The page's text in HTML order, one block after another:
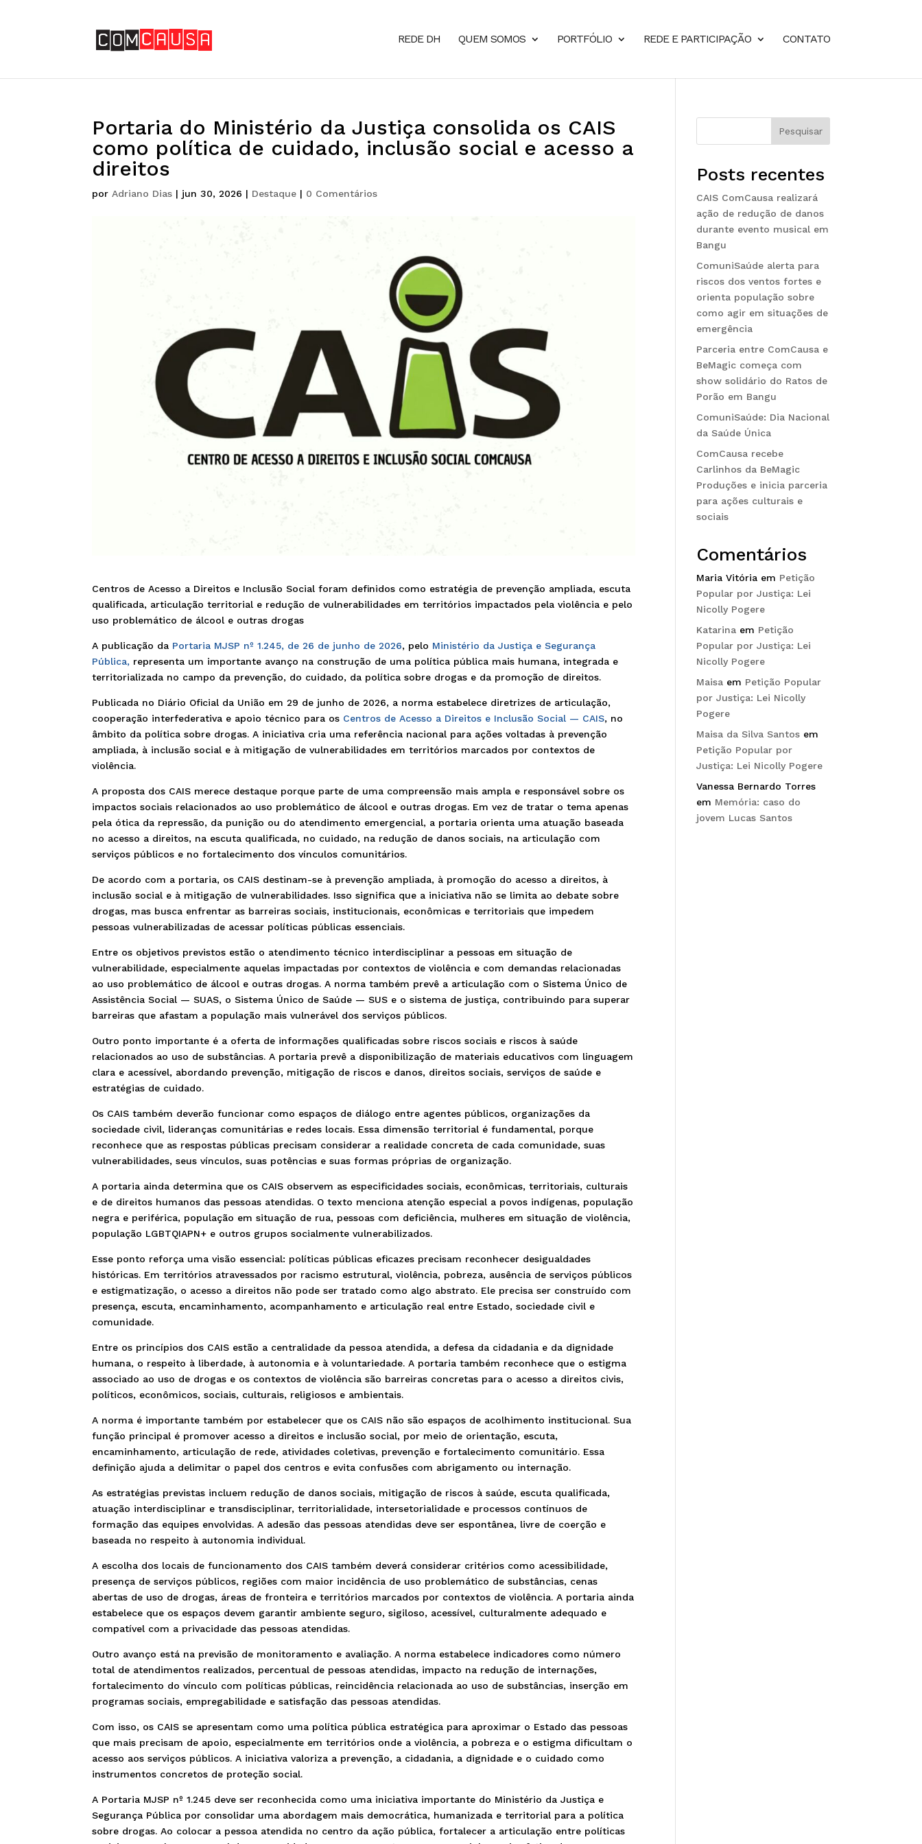
REDE DH QUEM SOMOS PORTFÓLIO REDE E PARTICIPAÇÃO CONTATO
Portaria do Ministério da Justiça consolida os CAIS
como política de cuidado, inclusão social e acesso a
direitos
por Adriano Dias | jun 30, 2026 | Destaque | 0 Comentários
Centros de Acesso a Direitos e Inclusão Social foram definidos como estratégia de prevenção ampliada, escuta
qualificada, articulação territorial e redução de vulnerabilidades em territórios impactados pela violência e pelo
uso problemático de álcool e outras drogas
A publicação da Portaria MJSP nº 1.245, de 26 de junho de 2026, pelo Ministério da Justiça e Segurança
Pública, representa um importante avanço na construção de uma política pública mais humana, integrada e
territorializada no campo da prevenção, do cuidado, da política sobre drogas e da promoção de direitos.
Publicada no Diário Oficial da União em 29 de junho de 2026, a norma estabelece diretrizes de articulação,
cooperação interfederativa e apoio técnico para os Centros de Acesso a Direitos e Inclusão Social — CAIS, no
âmbito da política sobre drogas. A iniciativa cria uma referência nacional para ações voltadas à prevenção
ampliada, à inclusão social e à mitigação de vulnerabilidades em territórios marcados por contextos de
violência.
A proposta dos CAIS merece destaque porque parte de uma compreensão mais ampla e responsável sobre os
impactos sociais relacionados ao uso problemático de álcool e outras drogas. Em vez de tratar o tema apenas
pela ótica da repressão, da punição ou do atendimento emergencial, a portaria orienta uma atuação baseada
no acesso a direitos, na escuta qualificada, no cuidado, na redução de danos sociais, na articulação com
serviços públicos e no fortalecimento dos vínculos comunitários.
De acordo com a portaria, os CAIS destinam-se à prevenção ampliada, à promoção do acesso a direitos, à
inclusão social e à mitigação de vulnerabilidades. Isso significa que a iniciativa não se limita ao debate sobre
drogas, mas busca enfrentar as barreiras sociais, institucionais, econômicas e territoriais que impedem
pessoas vulnerabilizadas de acessar políticas públicas essenciais.
Entre os objetivos previstos estão o atendimento técnico interdisciplinar a pessoas em situação de
vulnerabilidade, especialmente aquelas impactadas por contextos de violência e com demandas relacionadas
ao uso problemático de álcool e outras drogas. A norma também prevê a articulação com o Sistema Único de
Assistência Social — SUAS, o Sistema Único de Saúde — SUS e o sistema de justiça, contribuindo para superar
barreiras que afastam a população mais vulnerável dos serviços públicos.
Outro ponto importante é a oferta de informações qualificadas sobre riscos sociais e riscos à saúde
relacionados ao uso de substâncias. A portaria prevê a disponibilização de materiais educativos com linguagem
clara e acessível, abordando prevenção, mitigação de riscos e danos, direitos sociais, serviços de saúde e
estratégias de cuidado.
Os CAIS também deverão funcionar como espaços de diálogo entre agentes públicos, organizações da
sociedade civil, lideranças comunitárias e redes locais. Essa dimensão territorial é fundamental, porque
reconhece que as respostas públicas precisam considerar a realidade concreta de cada comunidade, suas
vulnerabilidades, seus vínculos, suas potências e suas formas próprias de organização.
A portaria ainda determina que os CAIS observem as especificidades sociais, econômicas, territoriais, culturais
e de direitos humanos das pessoas atendidas. O texto menciona atenção especial a povos indígenas, população
negra e periférica, população em situação de rua, pessoas com deficiência, mulheres em situação de violência,
população LGBTQIAPN+ e outros grupos socialmente vulnerabilizados.
Esse ponto reforça uma visão essencial: políticas públicas eficazes precisam reconhecer desigualdades
históricas. Em territórios atravessados por racismo estrutural, violência, pobreza, ausência de serviços públicos
e estigmatização, o acesso a direitos não pode ser tratado como algo abstrato. Ele precisa ser construído com
presença, escuta, encaminhamento, acompanhamento e articulação real entre Estado, sociedade civil e
comunidade.
Entre os princípios dos CAIS estão a centralidade da pessoa atendida, a defesa da cidadania e da dignidade
humana, o respeito à liberdade, à autonomia e à voluntariedade. A portaria também reconhece que o estigma
associado ao uso de drogas e os contextos de violência são barreiras concretas para o acesso a direitos civis,
políticos, econômicos, sociais, culturais, religiosos e ambientais.
A norma é importante também por estabelecer que os CAIS não são espaços de acolhimento institucional. Sua
função principal é promover acesso a direitos e inclusão social, por meio de orientação, escuta,
encaminhamento, articulação de rede, atividades coletivas, prevenção e fortalecimento comunitário. Essa
definição ajuda a delimitar o papel dos centros e evita confusões com abrigamento ou internação.
As estratégias previstas incluem redução de danos sociais, mitigação de riscos à saúde, escuta qualificada,
atuação interdisciplinar e transdisciplinar, territorialidade, intersetorialidade e processos contínuos de
formação das equipes envolvidas. A adesão das pessoas atendidas deve ser espontânea, livre de coerção e
baseada no respeito à autonomia individual.
A escolha dos locais de funcionamento dos CAIS também deverá considerar critérios como acessibilidade,
presença de serviços públicos, regiões com maior incidência de uso problemático de substâncias, cenas
abertas de uso de drogas, áreas de fronteira e territórios marcados por contextos de violência. A portaria ainda
estabelece que os espaços devem garantir ambiente seguro, sigiloso, acessível, culturalmente adequado e
compatível com a privacidade das pessoas atendidas.
Outro avanço está na previsão de monitoramento e avaliação. A norma estabelece indicadores como número
total de atendimentos realizados, percentual de pessoas atendidas, impacto na redução de internações,
fortalecimento do vínculo com políticas públicas, reincidência relacionada ao uso de substâncias, inserção em
programas sociais, empregabilidade e satisfação das pessoas atendidas.
Com isso, os CAIS se apresentam como uma política pública estratégica para aproximar o Estado das pessoas
que mais precisam de apoio, especialmente em territórios onde a violência, a pobreza e o estigma dificultam o
acesso aos serviços públicos. A iniciativa valoriza a prevenção, a cidadania, a dignidade e o cuidado como
instrumentos concretos de proteção social.
A Portaria MJSP nº 1.245 deve ser reconhecida como uma iniciativa importante do Ministério da Justiça e
Segurança Pública por consolidar uma abordagem mais democrática, humanizada e territorial para a política
sobre drogas. Ao colocar a pessoa atendida no centro da ação pública, fortalecer a articulação entre políticas
Pesquisar
Posts recentes
CAIS ComCausa realizará
ação de redução de danos
durante evento musical em
Bangu
ComuniSaúde alerta para
riscos dos ventos fortes e
orienta população sobre
como agir em situações de
emergência
Parceria entre ComCausa e
BeMagic começa com
show solidário do Ratos de
Porão em Bangu
ComuniSaúde: Dia Nacional
da Saúde Única
ComCausa recebe
Carlinhos da BeMagic
Produções e inicia parceria
para ações culturais e
sociais
Comentários
Maria Vitória em Petição
Popular por Justiça: Lei
Nicolly Pogere
Katarina em Petição
Popular por Justiça: Lei
Nicolly Pogere
Maisa em Petição Popular
por Justiça: Lei Nicolly
Pogere
Maisa da Silva Santos em
Petição Popular por
Justiça: Lei Nicolly Pogere
Vanessa Bernardo Torres
em Memória: caso do
jovem Lucas Santos